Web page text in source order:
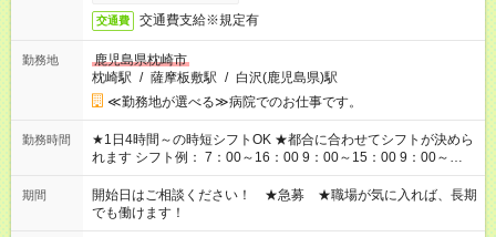
交通費 交通費支給※規定有
勤務地
鹿児島県枕崎市
枕崎駅 / 薩摩板敷駅 / 白沢(鹿児島県)駅
≪勤務地が選べる≫病院でのお仕事です。
勤務時間
★1日4時間～の時短シフトOK ★都合に合わせてシフトが決めら
れます シフト例： 7：00～16：00 9：00～15：00 9：00～
18：00 11：00～20：00 など ※Wワークの場合、他のお仕事と
合わせ週40時間超の就業はご案内できません ※法令に基づき、
週20時間以上勤務は社会保険への加入対象となります ※労働者
派遣法（日雇い派遣の原則禁止）により、短時間・短期間の就
期間
開始日はご相談ください！ ★急募 ★職場が気に入れば、長期
でも働けます！